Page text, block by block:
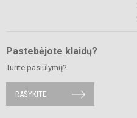
Pastebėjote klaidų?
Turite pasiūlymų?
RAŠYKITE